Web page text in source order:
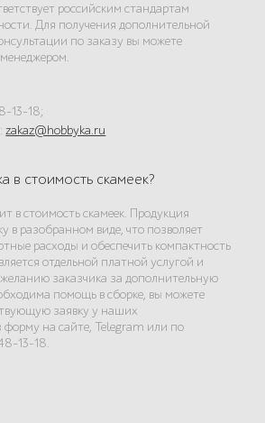
российским стандартам
Для получения дополнительной
по заказу вы можете
13-18;
zakaz@hobbyka.ru
в стоимость скамеек?
в стоимость скамеек. Продукция
в разобранном виде, что позволяет
расходы и обеспечить компактность
отдельной платной услугой и
заказчика за дополнительную
помощь в сборке, вы можете
заявку у наших
форму на сайте, Telegram или по
13-18.